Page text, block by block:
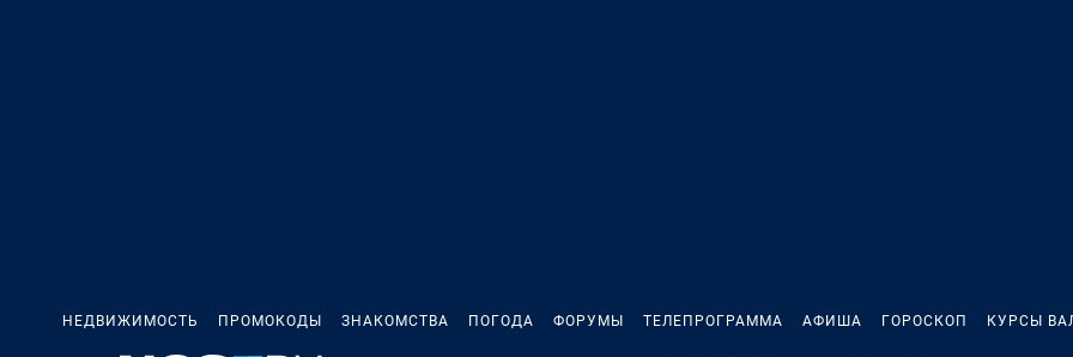
НЕДВИЖИМОСТЬ ПРОМОКОДЫ ЗНАКОМСТВА ПОГОДА ФОРУМЫ ТЕЛЕПРОГРАММА АФИША ГОРОСКОП КУРСЫ